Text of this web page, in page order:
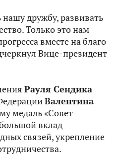
дружбу, развивать
Только это нам
вместе на благо
Вице-президент
Рауля Сендика
Валентина
медаль «Совет
вклад
связей, укрепление